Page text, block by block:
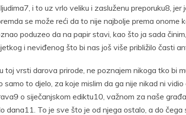
i to uz vrlo veliku i zasluženu preporuku8,
se može reći da to nije najbolje prema onome
poduzeo da na papir stavi, kao što ja sada
i neviđenog što bi nas još više približilo časti
toj vrsti darova prirode, ne poznajem nikoga tko bi
samo to djelo, za koje mislim da ga nije nikad ni
o siječanjskom ediktu10, važnom za naše
dana11. To je sve što je od njega ostalo, a do